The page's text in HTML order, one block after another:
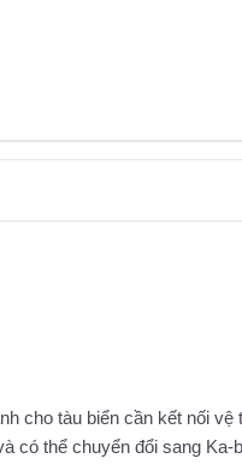
cho tàu biển cần kết nối
có thể chuyển đổi sang